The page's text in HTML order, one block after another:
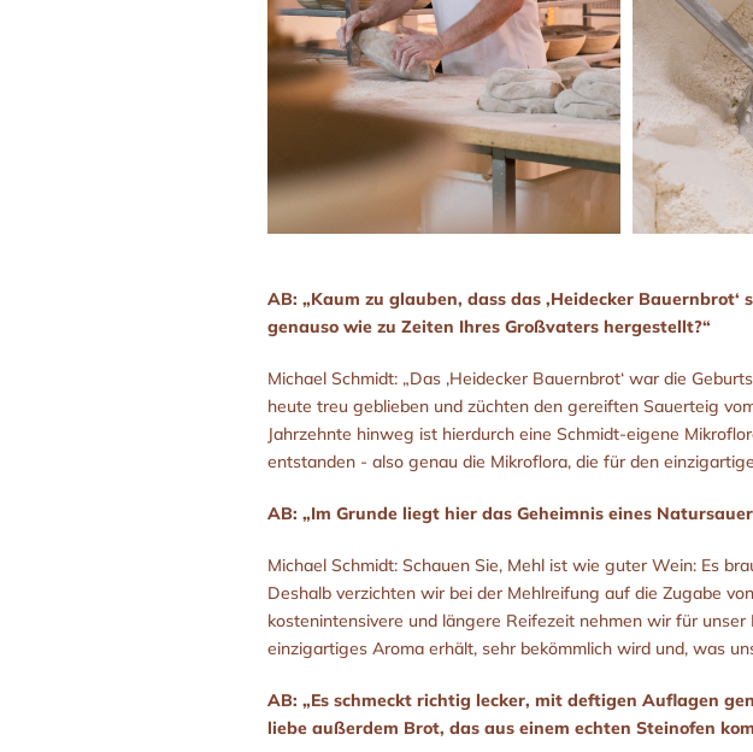
AB: „Kaum zu glauben, dass das ‚Heidecker
genauso wie zu Zeiten Ihres Großvaters hergestellt?“
Michael Schmidt: „Das ‚Heidecker Bauernbrot‘ war die
heute treu geblieben und züchten den gereiften Sauerteig
Jahrzehnte hinweg ist hierdurch eine Schmidt-eigene
entstanden - also genau die Mikroflora, die für den
AB: „Im Grunde liegt hier das Geheimnis eines
Michael Schmidt: Schauen Sie, Mehl ist wie guter Wein: Es
Deshalb verzichten wir bei der Mehlreifung auf die Zugabe
kostenintensivere und längere Reifezeit nehmen wir für
einzigartiges Aroma erhält, sehr bekömmlich wird und, was
AB: „Es schmeckt richtig lecker, mit deftigen Auflagen
liebe außerdem Brot, das aus einem echten Steinofen